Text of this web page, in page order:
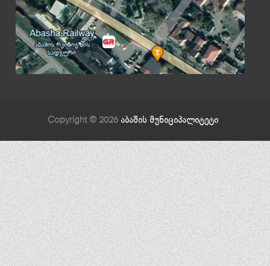
Copyright © 2026 აბაშის მუნიციპალიტეტი